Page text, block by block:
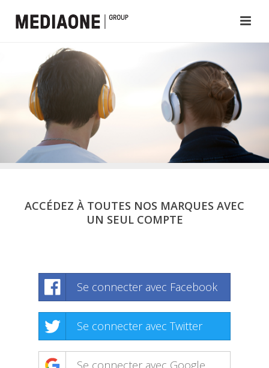
ACCÉDEZ À TOUTES NOS MARQUES AVEC
UN SEUL COMPTE
Se connecter avec Facebook
Se connecter avec Twitter
Se connecter avec Google